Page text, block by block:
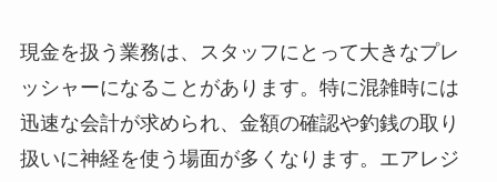
現金を扱う業務は、スタッフにとって大きなプレ
ッシャーになることがあります。特に混雑時には
迅速な会計が求められ、金額の確認や釣銭の取り
扱いに神経を使う場面が多くなります。エアレジ